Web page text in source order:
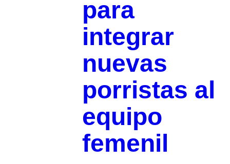
para
integrar
nuevas
porristas al
equipo
femenil